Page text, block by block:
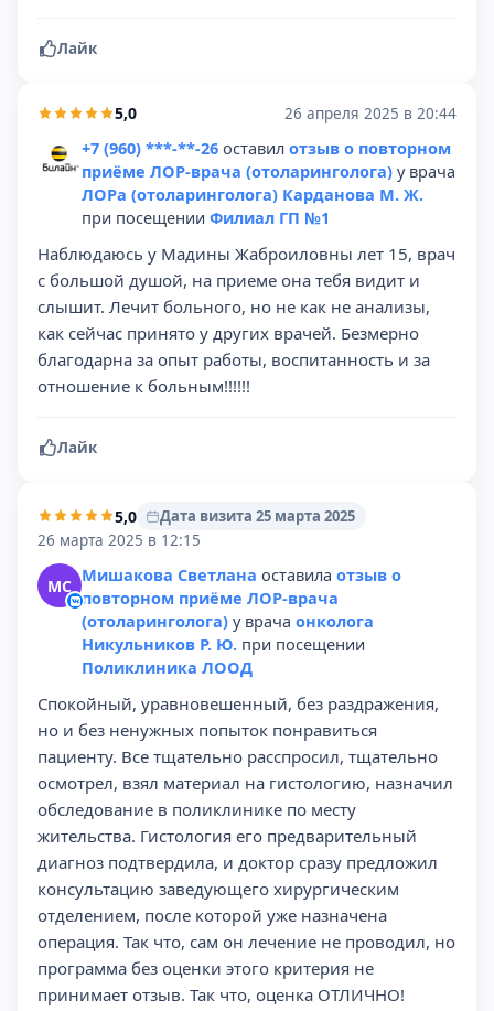
Лайк
5,0 26 апреля 2025 в 20:44
+7 (960) ***-**-26 оставил отзыв о повторном
приёме ЛОР-врача (отоларинголога) у врача
ЛОРа (отоларинголога) Карданова М. Ж.
при посещении Филиал ГП №1
Наблюдаюсь у Мадины Жаброиловны лет 15, врач
с большой душой, на приеме она тебя видит и
слышит. Лечит больного, но не как не анализы,
как сейчас принято у других врачей. Безмерно
благодарна за опыт работы, воспитанность и за
отношение к больным!!!!!!
Лайк
5,0
Дата визита 25 марта 2025
26 марта 2025 в 12:15
МС Мишакова Светлана оставила отзыв о
повторном приёме ЛОР-врача
(отоларинголога) у врача онколога
Никульников Р. Ю. при посещении
Поликлиника ЛООД
Спокойный, уравновешенный, без раздражения,
но и без ненужных попыток понравиться
пациенту. Все тщательно расспросил, тщательно
осмотрел, взял материал на гистологию, назначил
обследование в поликлинике по месту
жительства. Гистология его предварительный
диагноз подтвердила, и доктор сразу предложил
консультацию заведующего хирургическим
отделением, после которой уже назначена
операция. Так что, сам он лечение не проводил, но
программа без оценки этого критерия не
принимает отзыв. Так что, оценка ОТЛИЧНО!